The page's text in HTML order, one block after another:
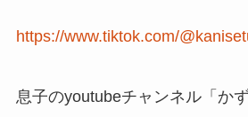
https://www.tiktok.com/
息子のyoutubeチャンネル「か